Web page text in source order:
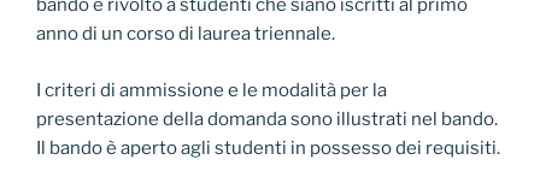
bando è rivolto a studenti che siano iscritti al primo
anno di un corso di laurea triennale.
I criteri di ammissione e le modalità per la
presentazione della domanda sono illustrati nel bando.
Il bando è aperto agli studenti in possesso dei requisiti.